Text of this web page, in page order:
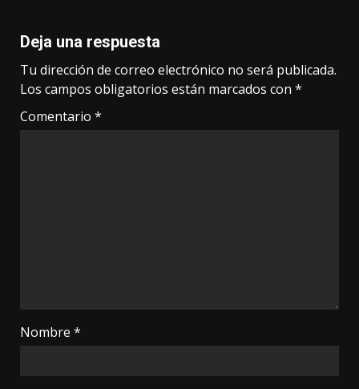
Deja una respuesta
Tu dirección de correo electrónico no será publicada.
Los campos obligatorios están marcados con *
Comentario *
Nombre *